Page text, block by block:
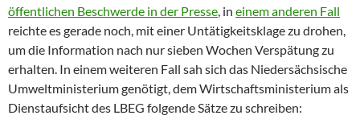
öffentlichen Beschwerde in der Presse, in einem anderen Fall
reichte es gerade noch, mit einer Untätigkeitsklage zu drohen,
um die Information nach nur sieben Wochen Verspätung zu
erhalten. In einem weiteren Fall sah sich das Niedersächsische
Umweltministerium genötigt, dem Wirtschaftsministerium als
Dienstaufsicht des LBEG folgende Sätze zu schreiben: